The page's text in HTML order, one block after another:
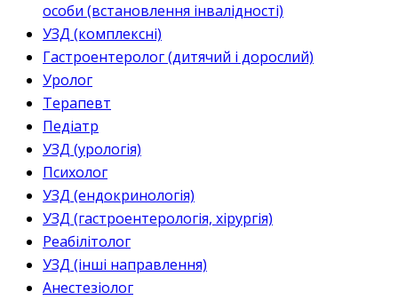
особи (встановлення інвалідності)
УЗД (комплексні)
Гастроентеролог (дитячий і дорослий)
Уролог
Терапевт
Педіатр
УЗД (урологія)
Психолог
УЗД (ендокринологія)
УЗД (гастроентерологія, хірургія)
Реабілітолог
УЗД (інші направлення)
Анестезіолог